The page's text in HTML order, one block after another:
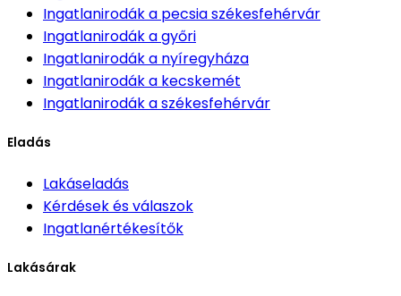
Ingatlanirodáka pecsia székesfehérvár
Ingatlanirodáka győri
Ingatlanirodáka nyíregyháza
Ingatlanirodáka kecskemét
Ingatlanirodáka székesfehérvár
Eladás
Lakáseladás
Kérdések és válaszok
Ingatlanértékesítők
Lakásárak